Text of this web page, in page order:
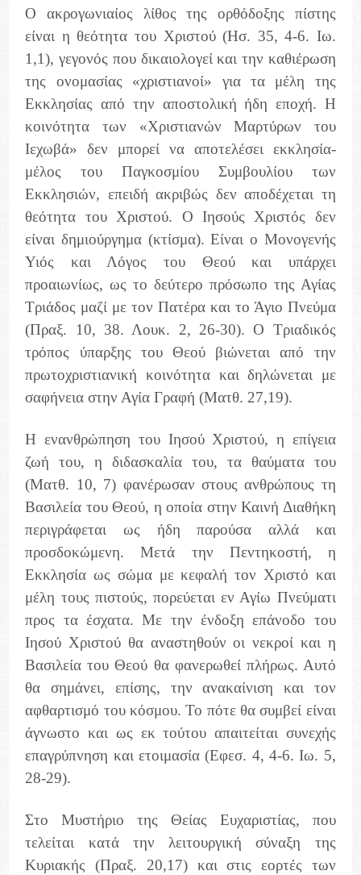
Ο ακρογωνιαίος λίθος της ορθόδοξης πίστης
είναι η θεότητα του Χριστού (Ησ. 35, 4-6. Ιω.
1,1), γεγονός που δικαιολογεί και την καθιέρωση
της ονομασίας «χριστιανοί» για τα μέλη της
Εκκλησίας από την αποστολική ήδη εποχή. Η
κοινότητα των «Χριστιανών Μαρτύρων του
Ιεχωβά» δεν μπορεί να αποτελέσει εκκλησία-
μέλος του Παγκοσμίου Συμβουλίου των
Εκκλησιών, επειδή ακριβώς δεν αποδέχεται τη
θεότητα του Χριστού. Ο Ιησούς Χριστός δεν
είναι δημιούργημα (κτίσμα). Είναι ο Μονογενής
Υιός και Λόγος του Θεού και υπάρχει
προαιωνίως, ως το δεύτερο πρόσωπο της Αγίας
Τριάδος μαζί με τον Πατέρα και το Άγιο Πνεύμα
(Πραξ. 10, 38. Λουκ. 2, 26-30). Ο Τριαδικός
τρόπος ύπαρξης του Θεού βιώνεται από την
πρωτοχριστιανική κοινότητα και δηλώνεται με
σαφήνεια στην Αγία Γραφή (Ματθ. 27,19).
Η ενανθρώπηση του Ιησού Χριστού, η επίγεια
ζωή του, η διδασκαλία του, τα θαύματα του
(Ματθ. 10, 7) φανέρωσαν στους ανθρώπους τη
Βασιλεία του Θεού, η οποία στην Καινή Διαθήκη
περιγράφεται ως ήδη παρούσα αλλά και
προσδοκώμενη. Μετά την Πεντηκοστή, η
Εκκλησία ως σώμα με κεφαλή τον Χριστό και
μέλη τους πιστούς, πορεύεται εν Αγίω Πνεύματι
προς τα έσχατα. Με την ένδοξη επάνοδο του
Ιησού Χριστού θα αναστηθούν οι νεκροί και η
Βασιλεία του Θεού θα φανερωθεί πλήρως. Αυτό
θα σημάνει, επίσης, την ανακαίνιση και τον
αφθαρτισμό του κόσμου. Το πότε θα συμβεί είναι
άγνωστο και ως εκ τούτου απαιτείται συνεχής
επαγρύπνηση και ετοιμασία (Εφεσ. 4, 4-6. Ιω. 5,
28-29).
Στο Μυστήριο της Θείας Ευχαριστίας, που
τελείται κατά την λειτουργική σύναξη της
Κυριακής (Πραξ. 20,17) και στις εορτές των